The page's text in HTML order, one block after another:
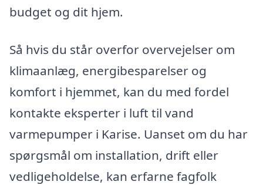
budget og dit hjem.
Så hvis du står overfor overvejelser om
klimaanlæg, energibesparelser og
komfort i hjemmet, kan du med fordel
kontakte eksperter i luft til vand
varmepumper i Karise. Uanset om du har
spørgsmål om installation, drift eller
vedligeholdelse, kan erfarne fagfolk